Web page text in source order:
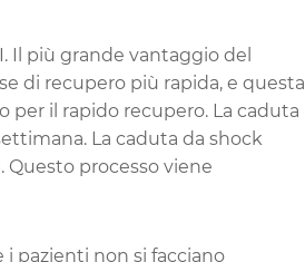
Il più grande vantaggio del
di recupero più rapida, e questa
il rapido recupero. La caduta
La caduta da shock
processo viene
pazienti non si facciano